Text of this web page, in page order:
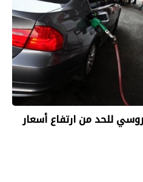
للحد من ارتفاع أسعار